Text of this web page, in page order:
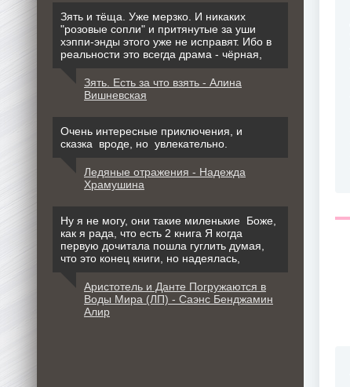
Зять и тёща. Уже мерзко. И никаких
"розовые сопли" и притянутые за уши
хэппи-энды этого уже не исправят. Ибо в
реальности это всегда драма - чёрная,
Зять. Есть за что взять - Алина
Вишневская
Очень интересные приключения, и
сказка вроде, но увлекательно.
Ледяные отражения - Надежда
Храмушина
Ну я не могу, они такие миленькие Боже,
как я рада, что есть 2 книга Я когда
первую дочитала пошла гуглить думая,
что это конец книги, но надеялась,
Аристотель и Данте Погружаются в
Воды Мира (ЛП) - Саэнс Бенджамин
Алир